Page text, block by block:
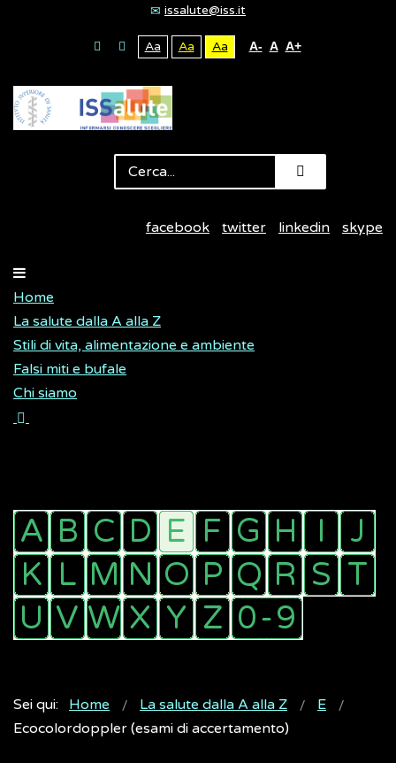
issalute@iss.it
Aa Aa Aa A- A A+
facebook twitter linkedin skype
Home
La salute dalla A alla Z
Stili di vita, alimentazione e ambiente
Falsi miti e bufale
Chi siamo
Sei qui: Home La salute dalla A alla Z
E
Ecocolordoppler (esami di accertamento)